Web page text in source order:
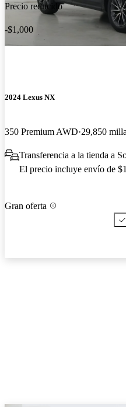
Precio reducido
-$1,000
2024 Lexus NX
350 Premium AWD 29,850
Transferencia a la tienda a
El precio incluye envío de
Gran oferta